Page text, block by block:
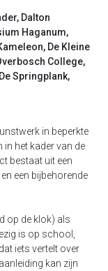
Dalton
Haganum,
De Kleine
College,
Springplank,
in beperkte
het kader van de
bestaat uit een
een bijbehorende
op de klok) als
is op school,
iets vertelt over
kan zijn